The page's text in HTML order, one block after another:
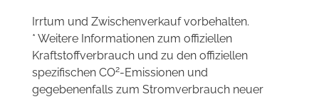
Irrtum und Zwischenverkauf vorbehalten.
* Weitere Informationen zum offiziellen
Kraftstoffverbrauch und zu den offiziellen
spezifischen CO2-Emissionen und
gegebenenfalls zum Stromverbrauch neuer